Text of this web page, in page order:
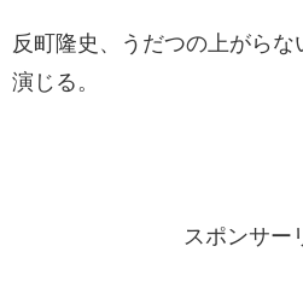
反町隆史、うだつの上がら
演じる。
スポンサー